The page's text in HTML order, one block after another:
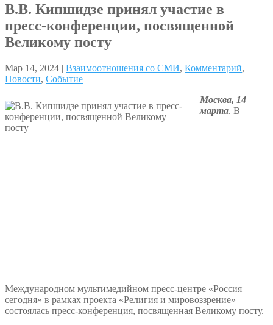
В.В. Кипшидзе принял участие в
пресс-конференции, посвященной
Великому посту
Мар 14, 2024 | Взаимоотношения со СМИ, Комментарий,
Новости, Событие
Москва, 14
марта. В
Международном мультимедийном пресс-центре «Россия
сегодня» в рамках проекта «Религия и мировоззрение»
состоялась пресс-конференция, посвященная Великому посту.